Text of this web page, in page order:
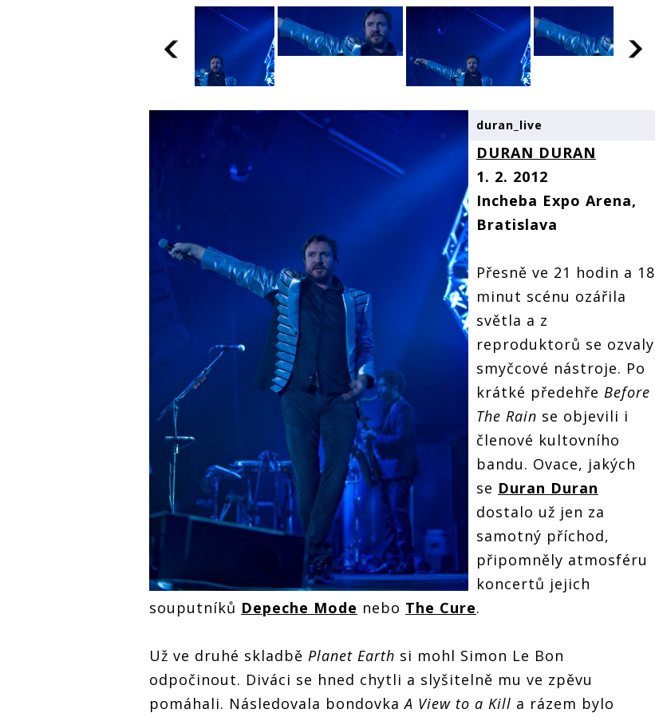
duran_live
DURAN DURAN
1. 2. 2012
Incheba Expo Arena,
Bratislava
Přesně ve 21 hodin a 18
minut scénu ozářila
světla a z
reproduktorů se ozvaly
smyčcové nástroje. Po
krátké předehře Before
The Rain se objevili i
členové kultovního
bandu. Ovace, jakých
se Duran Duran
dostalo už jen za
samotný příchod,
připomněly atmosféru
koncertů jejich
souputníků Depeche Mode nebo The Cure.
Už ve druhé skladbě Planet Earth si mohl Simon Le Bon
odpočinout. Diváci se hned chytli a slyšitelně mu ve zpěvu
pomáhali. Následovala bondovkaA View to a Kill a rázem bylo